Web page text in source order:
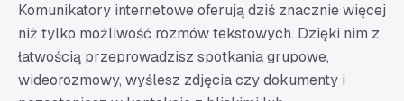
Komunikatory internetowe oferują dziś znacznie więcej
niż tylko możliwość rozmów tekstowych. Dzięki nim z
łatwością przeprowadzisz spotkania grupowe,
wideorozmowy, wyślesz zdjęcia czy dokumenty i